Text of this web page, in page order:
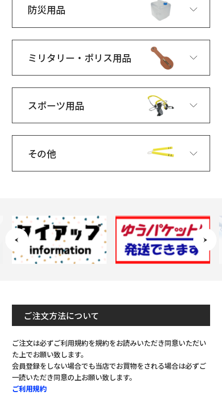
防災用品
ミリタリー・ポリス用品
スポーツ用品
その他
ご注文方法について
ご注文は必ずご利用規約を規約をお読みいただき同意いただい
た上でお願い致します。
会員登録をしない場合でも当店でお買物をされる場合は必ずご
一読いただき同意の上お願い致します。
ご利用規約